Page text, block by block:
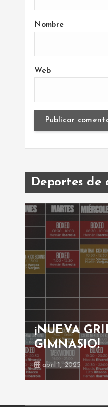
Nombre
Web
Deportes de
¡NUEVA
GIMNASIO!
abril 1, 2025